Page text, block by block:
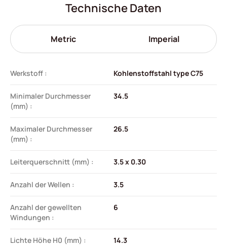
Technische Daten
Metric Imperial
Werkstoff : Kohlenstoffstahl type C75
Minimaler Durchmesser
(mm) :
34.5
Maximaler Durchmesser
(mm) :
26.5
Leiterquerschnitt (mm) : 3.5 x 0.30
Anzahl der Wellen : 3.5
Anzahl der gewellten
Windungen :
6
Lichte Höhe H0 (mm) : 14.3